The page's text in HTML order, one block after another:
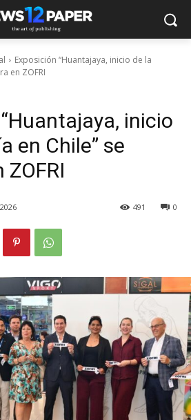
Exposición “Huantajaya, inicio de la
en ZOFRI
inicio
en Chile” se
0
491